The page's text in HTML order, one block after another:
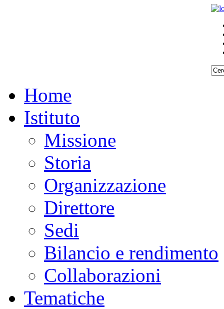
Home
Istituto
Missione
Storia
Organizzazione
Direttore
Sedi
Bilancio e rendimento
Collaborazioni
Tematiche